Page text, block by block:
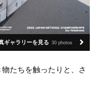
ギャラリーを見る 30 photos
たちを触ったりと、さ